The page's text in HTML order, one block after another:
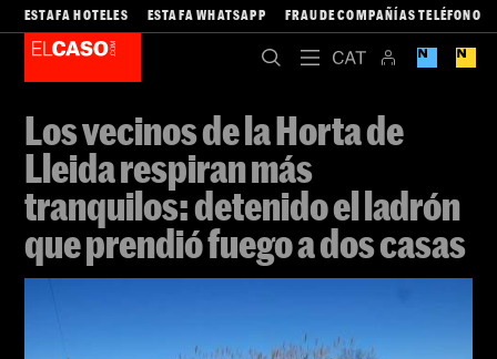
ESTAFA HOTELES ESTAFA WHATSAPP FRAUDE COMPAÑÍAS TELÉFONO
Los vecinos de la Horta de
Lleida respiran más
tranquilos: detenido el ladrón
que prendió fuego a dos casas